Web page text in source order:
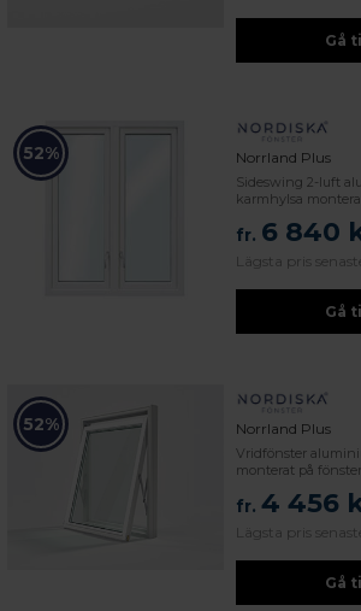
Gå
52% Norrland Plus
Sideswing 2-luft
karmhylsa
fr. 6 840
Lägsta pris
Gå
52% Norrland Plus
Vridfönster
monterat på fönster
fr. 4 456
Lägsta pris
Gå